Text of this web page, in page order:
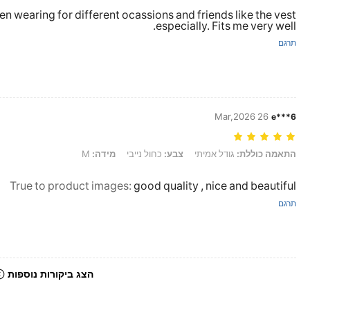
wearing for different ocassions and friends like the vest
especially. Fits me very well.
תרגם
e***6
26 Mar,2026
התאמה כוללת: גודל אמיתי, צבע: כחול נייבי, מידה: M
התאמה כוללת: גודל אמיתי צבע: כחול נייבי מידה:
True to product images: good quality , nice and beautiful
תרגם
הצג ביקורות נוספות